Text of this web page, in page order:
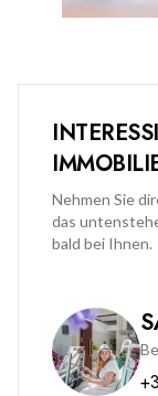
Nehmen Sie
das
bald bei Ihnen.